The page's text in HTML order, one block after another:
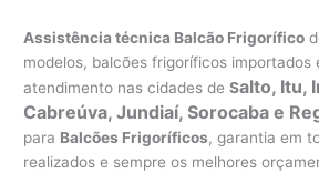
Assistência técnica Balcão Frigorífico
modelos, balcões frigoríficos importados
atendimento nas cidades deSalto, Itu,
Cabreúva, Jundiaí, Sorocaba e
para Balcões Frigoríficos, garantia em
realizados e sempre os melhores